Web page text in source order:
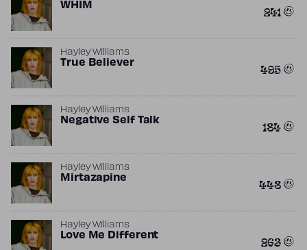
WHIM 241
Hayley Williams
True Believer 495
Hayley Williams
Negative Self Talk 184
Hayley Williams
Mirtazapine 448
Hayley Williams
Love Me Different 263